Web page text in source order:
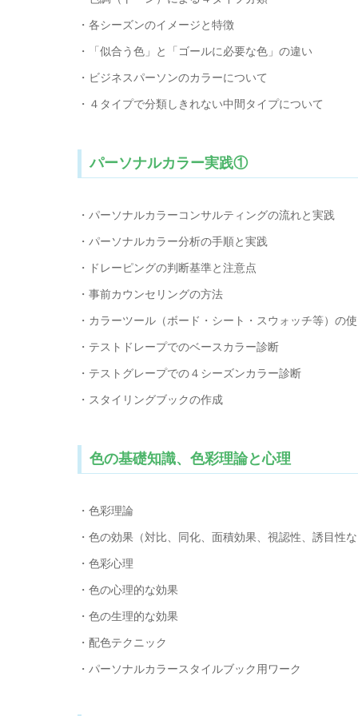
・各シーズンのイメージと特徴
・「似合う色」と「ゴールに必要な色」の違い
・ビジネスパーソンのカラーについて
・４タイプで分類しきれない中間タイプについて
パーソナルカラー実践①
・パーソナルカラーコンサルティングの流れと実践
・パーソナルカラー分析の手順と実践
・ドレーピングの判断基準と注意点
・事前カウンセリングの方法
・カラーツール（ボード・シート・スウォッチ等）の
・テストドレープでのベースカラー診断
・テストグレープでの４シーズンカラー診断
・スタイリングブックの作成
色の基礎知識、色彩理論と心理
・色彩理論
・色の効果（対比、同化、面積効果、視認性、誘目性
・色彩心理
・色の心理的な効果
・色の生理的な効果
・配色テクニック
・パーソナルカラースタイルブック用ワーク